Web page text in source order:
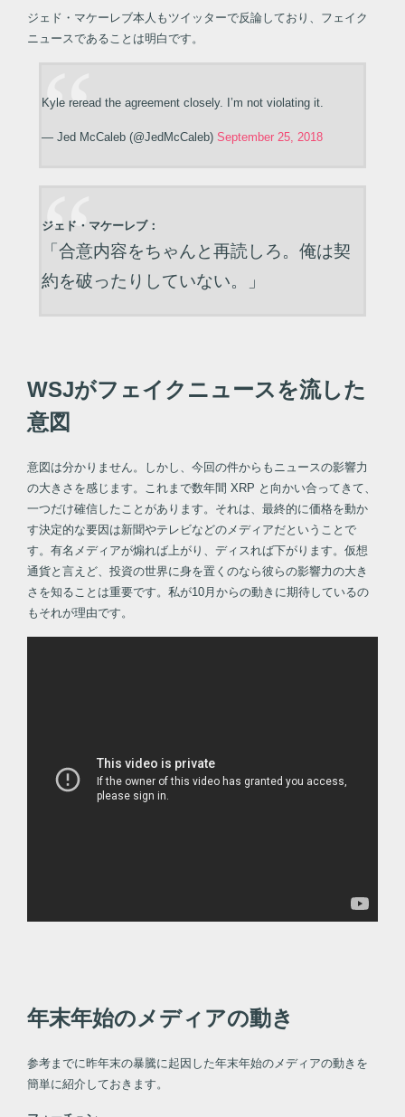
ジェド・マケーレブ本人もツイッターで反論しており、フェイク
ニュースであることは明白です。
Kyle reread the agreement closely. I’m not violating it.
— Jed McCaleb (@JedMcCaleb) September 25, 2018
ジェド・マケーレブ：
「合意内容をちゃんと再読しろ。俺は契
約を破ったりしていない。」
WSJがフェイクニュースを流した
意図
意図は分かりません。しかし、今回の件からもニュースの影響力
の大きさを感じます。これまで数年間 XRP と向かい合ってきて、
一つだけ確信したことがあります。それは、最終的に価格を動か
す決定的な要因は新聞やテレビなどのメディアだということで
す。有名メディアが煽れば上がり、ディスれば下がります。仮想
通貨と言えど、投資の世界に身を置くのなら彼らの影響力の大き
さを知ることは重要です。私が10月からの動きに期待しているの
もそれが理由です。
年末年始のメディアの動き
参考までに昨年末の暴騰に起因した年末年始のメディアの動きを
簡単に紹介しておきます。